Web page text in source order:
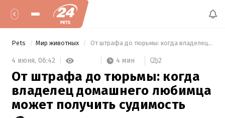
Pets Мир животных От штрафа до тюрьмы: когда владелец домашнего любимца может получить судимость
4 июня, 06:42 4 мин 2
От штрафа до тюрьмы: когда
владелец домашнего любимца
может получить судимость